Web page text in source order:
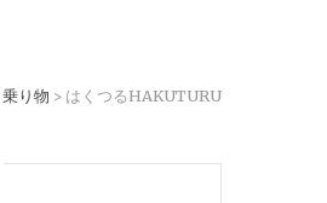
乗り物 > はくつるHAKUTURU